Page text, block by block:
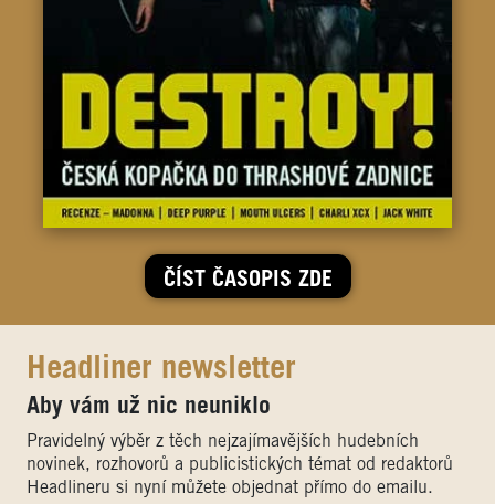
ČÍST ČASOPIS ZDE
Headliner newsletter
Aby vám už nic neuniklo
Pravidelný výběr z těch nejzajímavějších hudebních
novinek, rozhovorů a publicistických témat od redaktorů
Headlineru si nyní můžete objednat přímo do emailu.